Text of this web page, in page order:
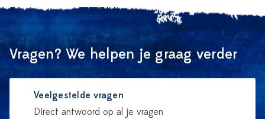
Vragen? We helpen je graag verder
Veelgestelde vragen
Direct antwoord op al je vragen